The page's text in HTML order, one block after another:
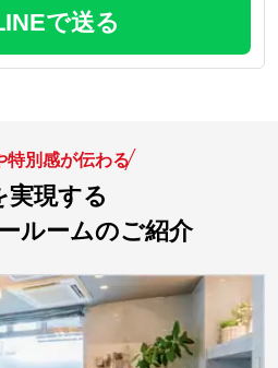
で送る
特別感が伝わる
実現する
ルームのご紹介